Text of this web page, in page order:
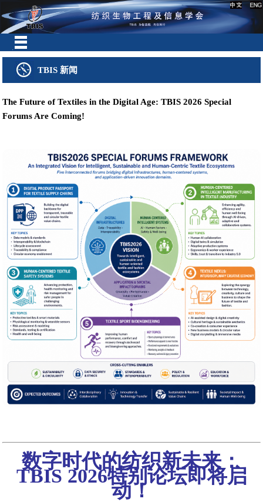
TBIS 新闻
The Future of Textiles in the Digital Age: TBIS 2026 Special
Forums Are Coming!
数字时代的纺织新未来：
TBIS 2026特别论坛即将启
动！